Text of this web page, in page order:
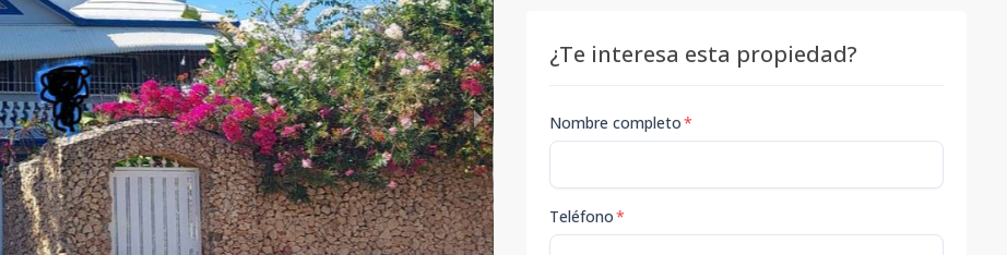
¿Te interesa esta propiedad?
Nombre completo*
Teléfono*